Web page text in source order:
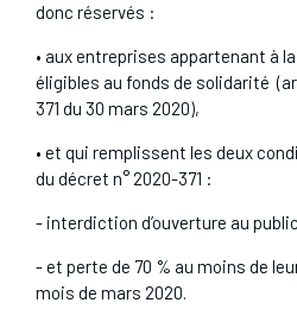
donc réservés :
• aux entreprises appartenant à
éligibles au fonds de solidarité
371 du 30 mars 2020),
• et qui remplissent les deux
du décret n° 2020-371 :
- interdiction d’ouverture au public
- et perte de 70 % au moins de
mois de mars 2020.